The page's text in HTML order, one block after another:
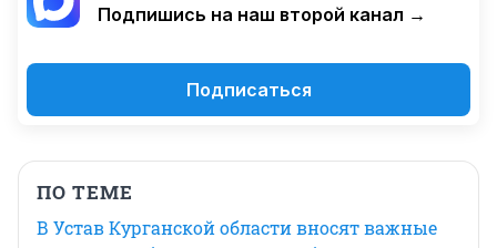
Подпишись на наш второй канал →
Подписаться
ПО ТЕМЕ
В Устав Курганской области вносят важные